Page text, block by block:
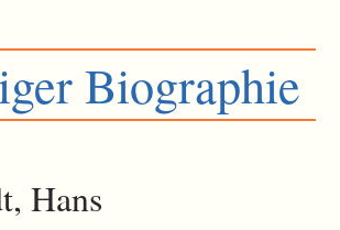
Biographie
Hans